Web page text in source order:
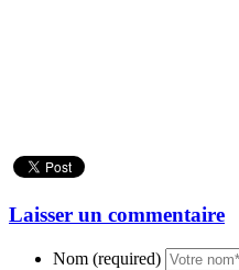
Laisser un commentaire
Nom (required)